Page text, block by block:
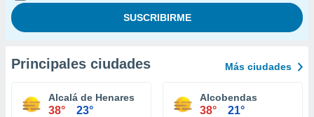
Principales ciudades Más ciudades
Alcalá de Henares
38° 23°
Alcobendas
38° 21°